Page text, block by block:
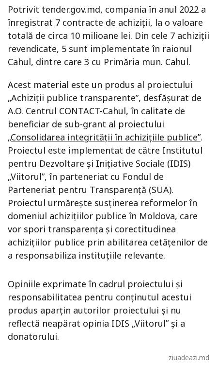
Potrivit tender.gov.md, compania în anul 2022 a
înregistrat 7 contracte de achiziții, la o valoare
totală de circa 10 milioane lei. Din cele 7 achiziții
revendicate, 5 sunt implementate în raionul
Cahul, dintre care 3 cu Primăria mun. Cahul.
Acest material este un produs al proiectului
„Achiziții publice transparente”, desfășurat de
A.O. Centrul CONTACT-Cahul, în calitate de
beneficiar de sub-grant al proiectului
„Consolidarea integrității în achizițiile publice”.
Proiectul este implementat de către Institutul
pentru Dezvoltare și Inițiative Sociale (IDIS)
„Viitorul”, în parteneriat cu Fondul de
Parteneriat pentru Transparență (SUA).
Proiectul urmărește susținerea reformelor în
domeniul achizițiilor publice în Moldova, care
vor spori transparența și corectitudinea
achizițiilor publice prin abilitarea cetățenilor de
a responsabiliza instituțiile relevante.
Opiniile exprimate în cadrul proiectului și
responsabilitatea pentru conținutul acestui
produs aparțin autorilor proiectului și nu
reflectă neapărat opinia IDIS „Viitorul” și a
donatorului.
ziuadeazi.md